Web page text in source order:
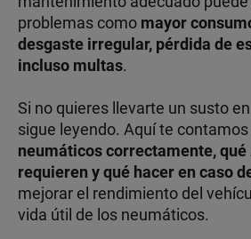
problemas como mayor
desgaste irregular, pérdida de
incluso multas.
Si no quieres llevarte un susto
sigue leyendo. Aquí te contamos
neumáticos correctamente,
requieren y qué hacer en caso
mejorar el rendimiento del
vida útil de los neumáticos.